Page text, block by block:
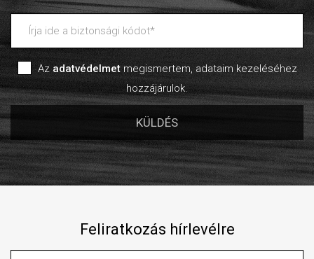
Azadatvédelmetmegismertem, adataim kezeléséhez
hozzájárulok.
Feliratkozás hírlevélre